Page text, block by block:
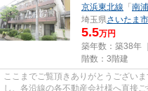
京浜東北線 「 南
埼玉県さいたま
5.5万円
築年数：築38年
階数：3階建
ここまでご覧頂きありがとうござい
し、各沿線の各不動産会社様へ直接